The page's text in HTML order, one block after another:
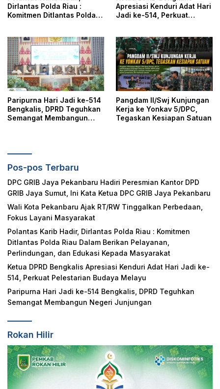
Dirlantas Polda Riau :
Komitmen Ditlantas Polda
dan Edukasi Kepada
Masyarakat
Apresiasi Kenduri Adat Hari
Jadi ke-514, Perkuat
Paripurna Hari Jadi ke-514
Bengkalis, DPRD Teguhkan
Semangat Membangun
Pangdam II/Swj Kunjungan
Kerja ke Yonkav 5/DPC,
Tegaskan Kesiapan Satuan
Pos-pos Terbaru
DPC GRIB Jaya Pekanbaru Hadiri Peresmian Kantor DPD
GRIB Jaya Sumut, Ini Kata Ketua DPC GRIB Jaya Pekanbaru
Wali Kota Pekanbaru Ajak RT/RW Tinggalkan Perbedaan,
Fokus Layani Masyarakat
Polantas Karib Hadir, Dirlantas Polda Riau : Komitmen
Ditlantas Polda Riau Dalam Berikan Pelayanan,
Perlindungan, dan Edukasi Kepada Masyarakat
Ketua DPRD Bengkalis Apresiasi Kenduri Adat Hari Jadi ke-
514, Perkuat Pelestarian Budaya Melayu
Paripurna Hari Jadi ke-514 Bengkalis, DPRD Teguhkan
Semangat Membangun Negeri Junjungan
Rokan Hilir